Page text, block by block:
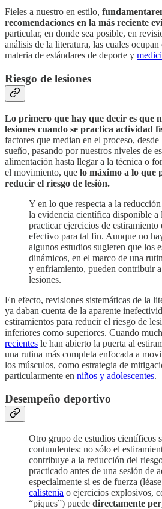
Fieles a nuestro en estilo,
recomendaciones en la más reciente
particular, en donde sea posible, en
análisis de la literatura, las cuales
materia de estándares de deporte y
Riesgo de lesiones
Lo primero que hay que decir es que
lesiones cuando se practica actividad
factores que median en el proceso,
sueño, pasando por nuestros niveles de
alimentación hasta llegar a la técnica o
el movimiento, que lo máximo a lo que
reducir el riesgo de lesión.
Y en lo que respecta a la
la evidencia científica disponible a
practicar ejercicios de estiramiento
efectivo para tal fin. Aunque no
algunos estudios sugieren que los
dinámicos, en el marco de una
y enfriamiento, pueden contribuir
lesiones.
En efecto, revisiones sistemáticas de la
ya daban cuenta de la aparente
estiramientos para reducir el riesgo de
inferiores como superiores. Cuando
recientes le han abierto la puerta al
una rutina más completa enfocada a
los músculos, como estrategia de
particularmente en niños y adolescentes.
Desempeño deportivo
Otro grupo de estudios científicos
contundentes: no sólo el
contribuye a la reducción del
practicado antes de una sesión de
especialmente si es de fuerza
calistenia o ejercicios explosivos,
“piques”) puede directamente